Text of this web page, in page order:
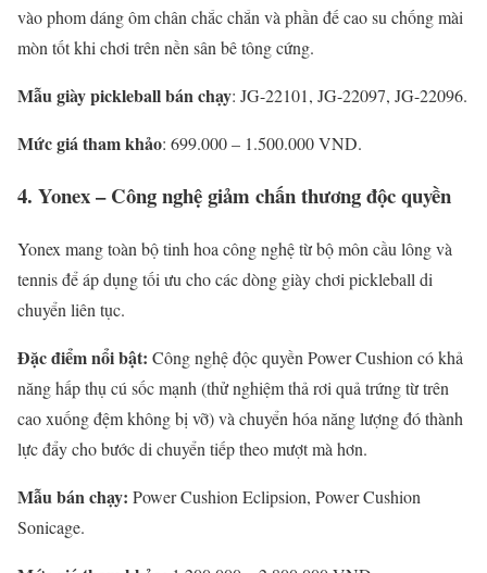
vào phom dáng ôm chân chắc chắn và phần đế cao su chống mài
mòn tốt khi chơi trên nền sân bê tông cứng.
Mẫu giày pickleball bán chạy: JG-22101, JG-22097, JG-22096.
Mức giá tham khảo: 699.000 – 1.500.000 VND.
4. Yonex – Công nghệ giảm chấn thương độc quyền
Yonex mang toàn bộ tinh hoa công nghệ từ bộ môn cầu lông và
tennis để áp dụng tối ưu cho các dòng giày chơi pickleball di
chuyển liên tục.
Đặc điểm nổi bật: Công nghệ độc quyền Power Cushion có khả
năng hấp thụ cú sốc mạnh (thử nghiệm thả rơi quả trứng từ trên
cao xuống đệm không bị vỡ) và chuyển hóa năng lượng đó thành
lực đẩy cho bước di chuyển tiếp theo mượt mà hơn.
Mẫu bán chạy: Power Cushion Eclipsion, Power Cushion
Sonicage.